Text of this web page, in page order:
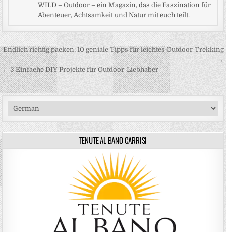
WILD – Outdoor – ein Magazin, das die Faszination für
Abenteuer, Achtsamkeit und Natur mit euch teilt.
Beitragsnavigation
Endlich richtig packen: 10 geniale Tipps für leichtes Outdoor-Trekking
→
← 3 Einfache DIY Projekte für Outdoor-Liebhaber
TENUTE AL BANO CARRISI